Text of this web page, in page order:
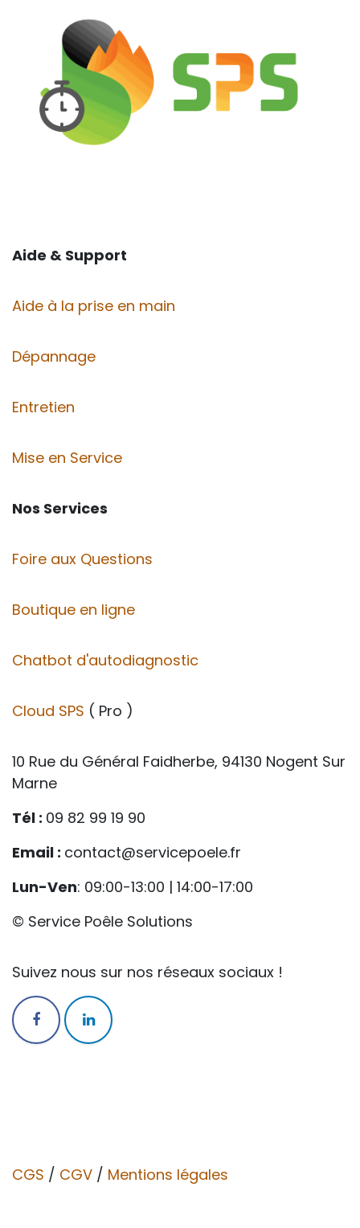
Aide & Support
Aide à la prise en main
Dépannage
Entretien
Mise en Service
Nos Services
Foire aux Questions
Boutique en ligne
Chatbot d'autodiagnostic
Cloud SPS ( Pro )
10 Rue du Général Faidherbe, 94130 Nogent Sur
Marne
Tél : 09 82 99 19 90
Email : contact@servicepoele.fr
Lun-Ven: 09:00-13:00 | 14:00-17:00
© Service Poêle Solutions
Suivez nous sur nos réseaux sociaux !
CGS / CGV​​ / Mentions légales